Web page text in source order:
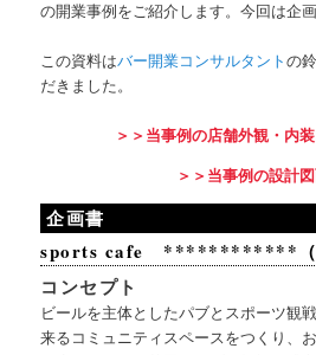
の開業事例をご紹介します。今回は企
この資料はバー開業コンサルタントの
だきました。
＞＞当事例の店舗外観・内
＞＞当事例の設計
企画書
sports cafe ************（
コンセプト
ビールを主体としたパブとスポーツ観
来るコミュニティスペースをつくり、